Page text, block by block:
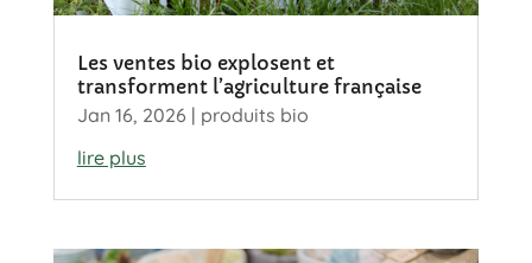
Les ventes bio explosent et
transforment l’agriculture française
Jan 16, 2026 | produits bio
lire plus